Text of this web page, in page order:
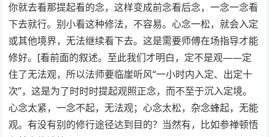
你就去看那提起看的念，这样变成前念看后念，一念一念看
下去就行。别小看这种修法，不容易。心念一松，就会入定
或其他境界，无法继续看下去。这是需要师傅在场指导才能
修好。[看前面的叙述。至此我们才明白，定不是观——定
住了无法观，所以法师要临崖听风“一小时内入定、出定十
次”，这是为了时时时提起观照正念，而不至于沉入定境。
心念太紧，一念不起，无法观；心念太松，杂念蜂起，无能
观。有没有别的修行途径达到目的？当然有，比如参禅顿悟